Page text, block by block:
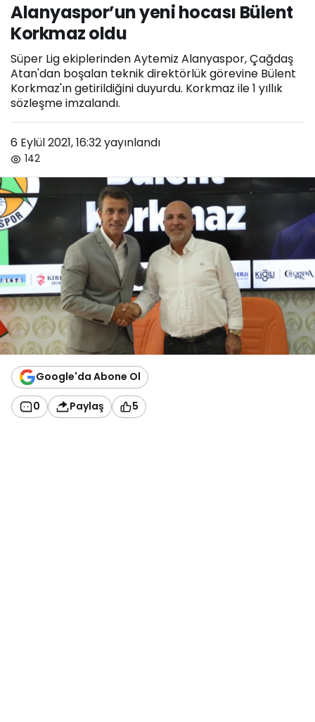
Alanyaspor’un yeni hocası Bülent
Korkmaz oldu
Süper Lig ekiplerinden Aytemiz Alanyaspor, Çağdaş
Atan'dan boşalan teknik direktörlük görevine Bülent
Korkmaz'ın getirildiğini duyurdu. Korkmaz ile 1 yıllık
sözleşme imzalandı.
6 Eylül 2021, 16:32yayınlandı
142
Google'da Abone Ol
0 Paylaş 5